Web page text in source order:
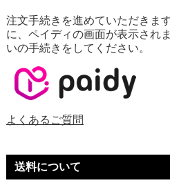
注文手続きを進めていただきま
に、ペイディの画面が表示され
いの手続きをしてください。
よくあるご質問
送料について